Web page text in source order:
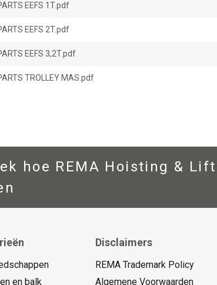
EEFS 1T.pdf
EEFS 2T.pdf
EEFS 3,2T.pdf
TROLLEY MAS.pdf
hoe REMA Hoisting &
en balk
Disclaimers
REMA Trademark Policy
Algemene Voorwaarden